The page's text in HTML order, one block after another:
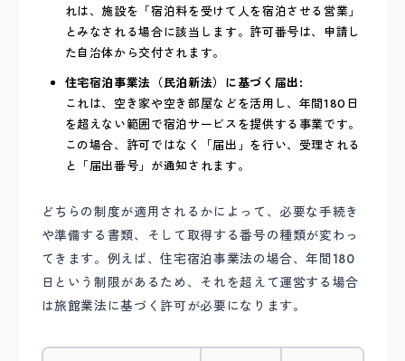
れは、施設を「宿泊料を受けて人を宿泊させる営業」
とみなされる場合に該当します。許可番号は、申請し
た自治体から交付されます。
住宅宿泊事業法（民泊新法）に基づく届出:
これは、空き家や空き部屋などを活用し、年間180日
を超えない範囲で宿泊サービスを提供する事業です。
この場合、許可ではなく「届出」を行い、受理される
と「届出番号」が通知されます。
どちらの制度が適用されるかによって、必要な手続き
や準備する書類、そして取得する番号の種類が変わっ
てきます。例えば、住宅宿泊事業法の場合、年間180
日という制限があるため、それを超えて運営する場合
は旅館業法に基づく許可が必要になります。